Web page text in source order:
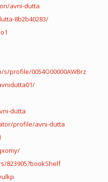
avni-dutta
8b2b40283/
profile/0054O00000AWBrz
dutta
profile/avni-dutta
823905?bookShelf